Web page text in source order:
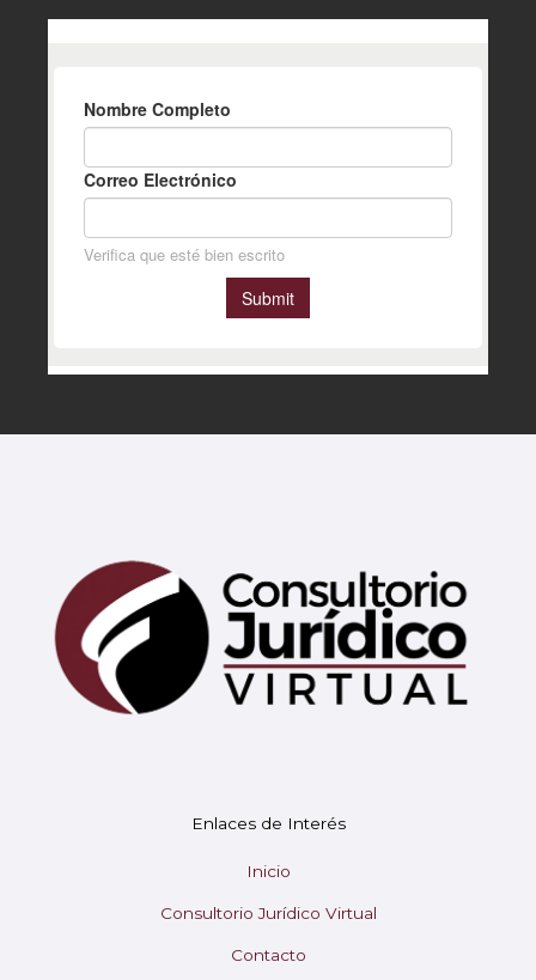
Enlaces de Interés
Inicio
Consultorio Jurídico Virtual
Contacto
Soy Mary tu asistente virtual.